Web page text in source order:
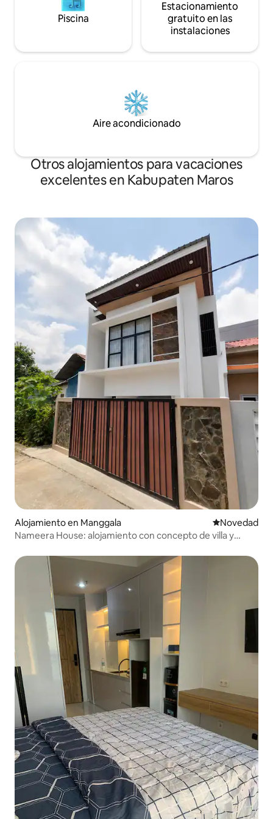
Piscina
Estacionamiento
gratuito en las
instalaciones
Aire acondicionado
Otros alojamientos para vacaciones
excelentes en Kabupaten Maros
Alojamiento en Manggala Lugar para
Novedad
Nameera House: alojamiento con concepto de villa y